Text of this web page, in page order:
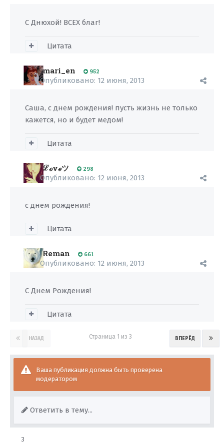
С Днюхой! ВСЕХ благ!
Цитата
mari_en 952
Опубликовано: 12 июня, 2013
Саша, с днем рождения! пусть жизнь не только
кажется, но и будет медом!
Цитата
ℒℴvℯツ 298
Опубликовано: 12 июня, 2013
с днем рождения!
Цитата
Reman 661
Опубликовано: 12 июня, 2013
С Днем Рождения!
Цитата
НАЗАД ВПЕРЁД
Страница 1 из 3
Ваша публикация должна быть проверена
модератором
Ответить в тему...
3